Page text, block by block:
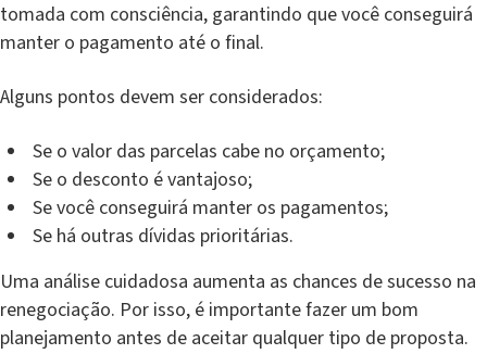
tomada com consciência, garantindo que você conseguirá
manter o pagamento até o final.
Alguns pontos devem ser considerados:
Se o valor das parcelas cabe no orçamento;
Se o desconto é vantajoso;
Se você conseguirá manter os pagamentos;
Se há outras dívidas prioritárias.
Uma análise cuidadosa aumenta as chances de sucesso na
renegociação. Por isso, é importante fazer um bom
planejamento antes de aceitar qualquer tipo de proposta.